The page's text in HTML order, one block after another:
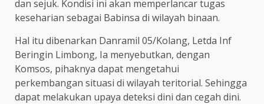
dan sejuk. Kondisi ini akan memperlancar tugas
keseharian sebagai Babinsa di wilayah binaan.
Hal itu dibenarkan Danramil 05/Kolang, Letda Inf
Beringin Limbong, Ia menyebutkan, dengan
Komsos, pihaknya dapat mengetahui
perkembangan situasi di wilayah teritorial. Sehingga
dapat melakukan upaya deteksi dini dan cegah dini.